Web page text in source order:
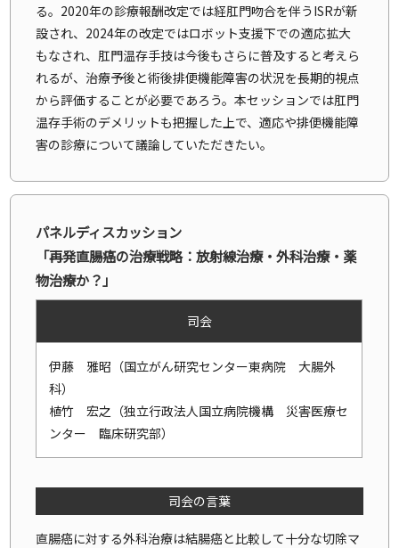
る。2020年の診療報酬改定では経肛門吻合を伴うISRが新
設され、2024年の改定ではロボット支援下での適応拡大
もなされ、肛門温存手技は今後もさらに普及すると考えら
れるが、治療予後と術後排便機能障害の状況を長期的視点
から評価することが必要であろう。本セッションでは肛門
温存手術のデメリットも把握した上で、適応や排便機能障
害の診療について議論していただきたい。
パネルディスカッション
「再発直腸癌の治療戦略：放射線治療・外科治療・薬
物治療か？」
司会
伊藤 雅昭（国立がん研究センター東病院 大腸外
科）
植竹 宏之（独立行政法人国立病院機構 災害医療セ
ンター 臨床研究部）
司会の言葉
直腸癌に対する外科治療は結腸癌と比較して十分な切除マ